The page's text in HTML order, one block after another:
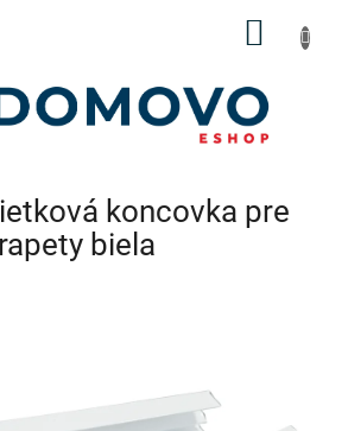
koncovka pre
biela